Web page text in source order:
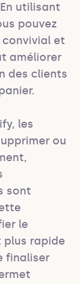
utilisant
pouvez
convivial et
améliorer
des clients
les
ou
sont
le
plus rapide
finaliser